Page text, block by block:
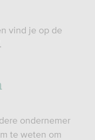
vind je op de
.
ondernemer
te weten om